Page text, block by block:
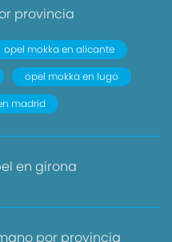
provincia
opel mokka en alicante
opel mokka en lugo
madrid
en girona
por provincia